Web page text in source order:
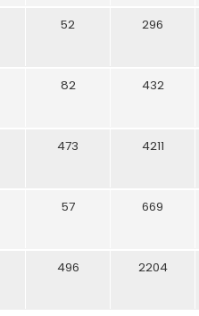
52 296
82 432
473 4211
57 669
496 2204